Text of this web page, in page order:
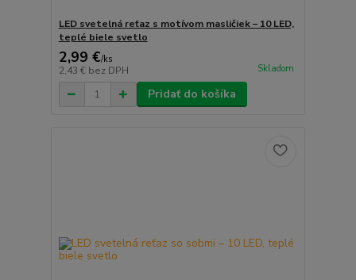
LED svetelná reťaz s motívom masličiek – 10 LED,
teplé biele svetlo
2,99 €/ks
2,43 € bez DPH Skladom
Pridať do košíka